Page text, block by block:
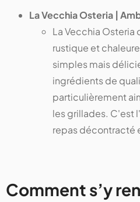
La Vecchia Osteria |
La Vecchia Osteria
rustique et
simples mais
ingrédients de
particulièrement
les grillades. C'est
repas décontracté
Comment s’y